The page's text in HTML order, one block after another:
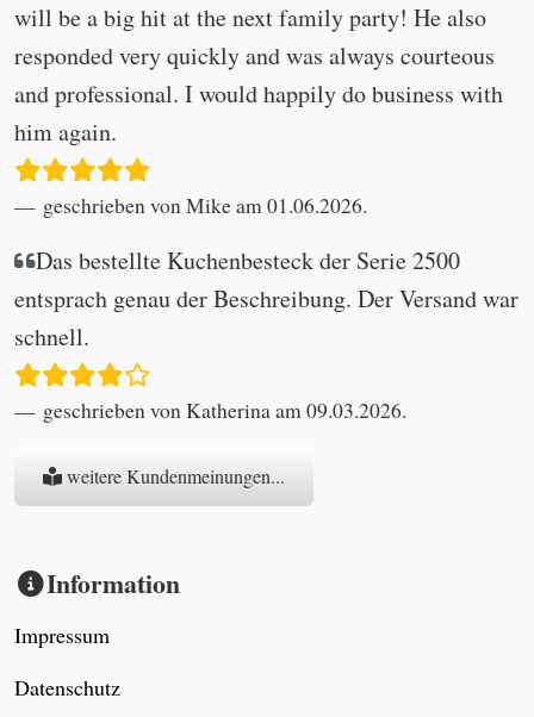
will be a big hit at the next family party! He also
responded very quickly and was always courteous
and professional. I would happily do business with
him again.
geschrieben von Mike am 01.06.2026.
Das bestellte Kuchenbesteck der Serie 2500
entsprach genau der Beschreibung. Der Versand war
schnell.
geschrieben von Katherina am 09.03.2026.
weitere Kundenmeinungen...
Information
Impressum
Datenschutz